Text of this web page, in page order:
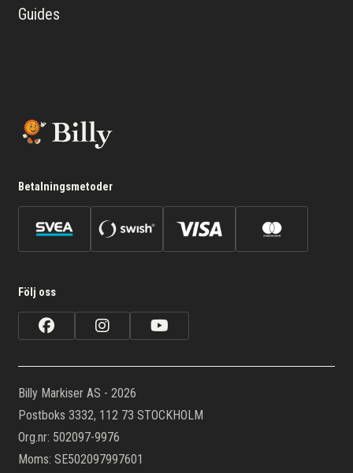
Guides
Betalningsmetoder
Följ oss
Billy Markiser AS - 2026
Postboks 3332, 112 73 STOCKHOLM
Org.nr: 502097-9976
Moms: SE502097997601